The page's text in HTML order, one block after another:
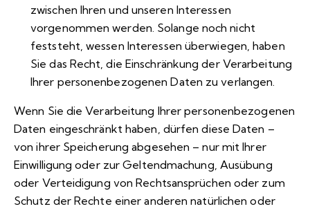
zwischen Ihren und unseren Interessen
vorgenommen werden. Solange noch nicht
feststeht, wessen Interessen überwiegen, haben
Sie das Recht, die Einschränkung der Verarbeitung
Ihrer personenbezogenen Daten zu verlangen.
Wenn Sie die Verarbeitung Ihrer personenbezogenen
Daten eingeschränkt haben, dürfen diese Daten –
von ihrer Speicherung abgesehen – nur mit Ihrer
Einwilligung oder zur Geltendmachung, Ausübung
oder Verteidigung von Rechtsansprüchen oder zum
Schutz der Rechte einer anderen natürlichen oder